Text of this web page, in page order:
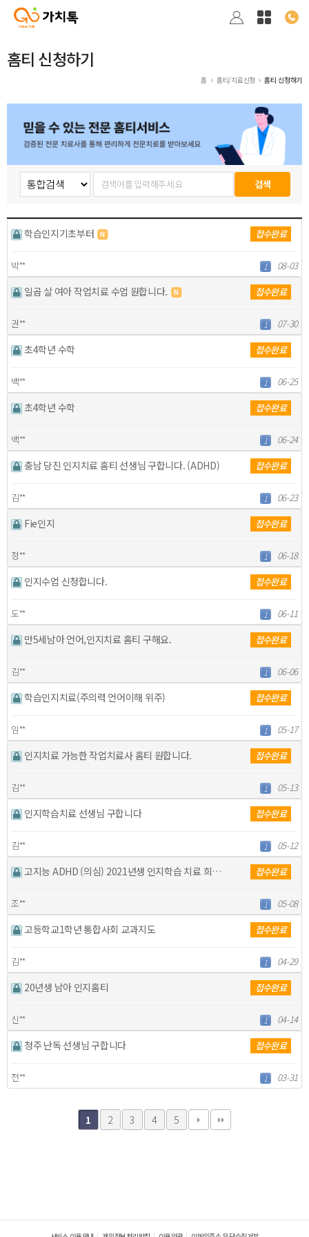
홈티 신청하기
홈 홈티/치료신청 홈티 신청하기
학습인지기초부터 접수완료
박** 1 08-03
일곱 살 여아 작업치료 수업 원합니다. 접수완료
권** 1 07-30
초4학년 수학 접수완료
백** 1 06-25
초4학년 수학 접수완료
백** 1 06-24
충남 당진 인지치료 홈티 선생님 구합니다. (ADHD) 접수완료
김** 1 06-23
Fie인지 접수완료
정** 1 06-18
인지수업 신청합니다. 접수완료
도** 1 06-11
만5세남아 언어,인지치료 홈티 구해요. 접수완료
김** 1 06-06
학습인지치료(주의력 언어이해 위주) 접수완료
임** 1 05-17
인지치료 가능한 작업치료사 홈티 원합니다. 접수완료
김** 1 05-13
인지학습치료 선생님 구합니다 접수완료
김** 1 05-12
고지능 ADHD (의심) 2021년생 인지학습 치료 희… 접수완료
조** 1 05-08
고등학교1학년 통합사회 교과지도 접수완료
김** 1 04-29
20년생 남아 인지홈티 접수완료
신** 1 04-14
청주 난독 선생님 구합니다 접수완료
전** 1 03-31
1 2 3 4 5